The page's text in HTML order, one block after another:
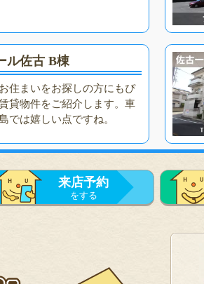
ル佐古 B棟
住まいをお探しの方にもぴ
貸物件をご紹介します。車
では嬉しい点ですね。
来店予約
をする